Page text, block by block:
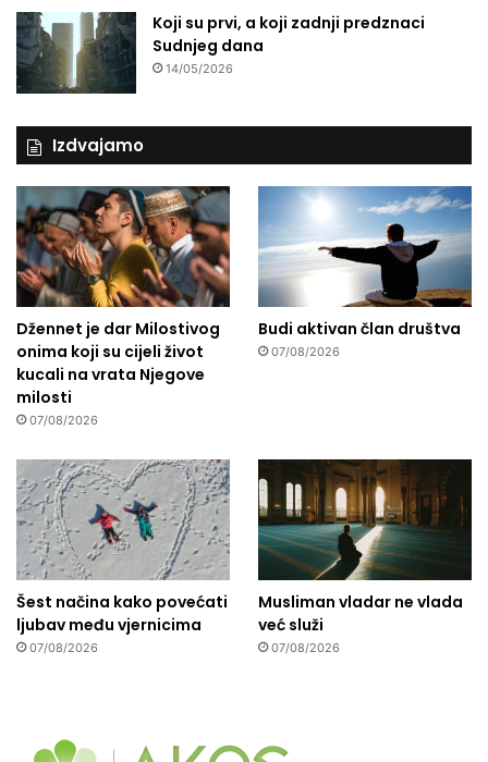
Koji su prvi, a koji zadnji predznaci
Sudnjeg dana
14/05/2026
Izdvajamo
Džennet je dar Milostivog
onima koji su cijeli život
kucali na vrata Njegove
milosti
07/08/2026
Budi aktivan član društva
07/08/2026
Šest načina kako povećati
ljubav među vjernicima
07/08/2026
Musliman vladar ne vlada
već služi
07/08/2026